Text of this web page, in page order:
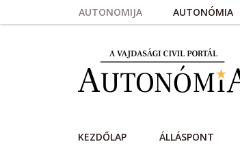
Skip to main contentAUTONOMIJA AUTONÓMIA
KEZDŐLAP ÁLLÁSPONT